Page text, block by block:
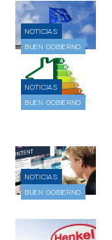
NOTICIAS
BUEN GOBIERNO
NOTICIAS
BUEN GOBIERNO
NOTICIAS
BUEN GOBIERNO